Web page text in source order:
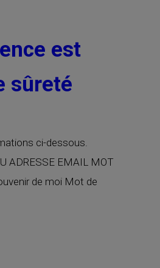
est
sûreté
ci-dessous.
ADRESSE EMAIL MOT
de moi Mot de